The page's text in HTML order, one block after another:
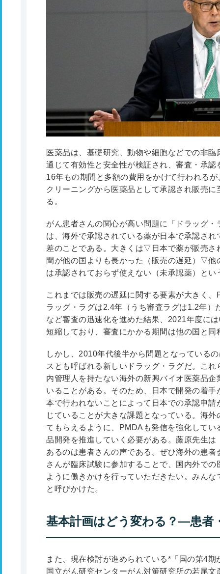
医薬品は、基礎研究、動物や細胞などでの非
通じて有効性と安全性が検証され、審査・承
16年もの期間と多額の費用をかけて行われる
クリーニングから医薬品として承認され販売
る。
がん患者さんの関心が高い問題に「ドラッグ
は、海外で承認されている薬が日本で承認さ
差のことである。大きくは▽日本で薬が販売さ
間が他の国よりも長かった（販売の遅延）▽他
は承認されておらず使えない（未承認薬）と
これまでは販売の遅延に関する要素が大きく
ラッグ・ラグは2.4年（うち審査ラグは1.2年）
など審査の迅速化を進めた結果、2021年度に
短縮しており、審査にかかる期間は他の国と同
しかし、2010年代後半から問題となっている
スとも呼ばれる新しいドラッグ・ラグだ。こ
内管理人を持たない海外の新興バイオ医薬品
いることがある。そのため、日本で開発の着
本で行われないことによって日本での承認申
じていることが大きな課題となっている。海
てもらえるように、PMDAも発信を強化して
品開発を推進していく必要がある。藤原先生
あるのは患者さんの声である。ぜひ海外の患
さんが臨床試験に参加することで、国内外で
ように働きかけを行っていただきたい。みん
と呼びかけた。
基本計画はどう変わる？―患者
また、現在検討が進められている* 「国の第4
国立がん研究センターがん対策研究所の若尾